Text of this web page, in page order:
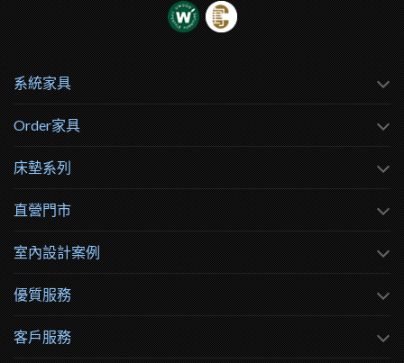
系統家具
Order家具
床墊系列
直營門市
室內設計案例
優質服務
客戶服務